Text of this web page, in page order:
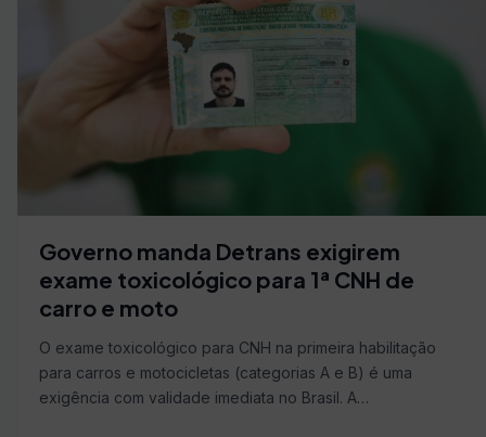
Governo manda Detrans exigirem
exame toxicológico para 1ª CNH de
carro e moto
O exame toxicológico para CNH na primeira habilitação
para carros e motocicletas (categorias A e B) é uma
exigência com validade imediata no Brasil. A…